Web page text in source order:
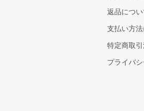
返品につい
支払い方
特定商取
プライバ